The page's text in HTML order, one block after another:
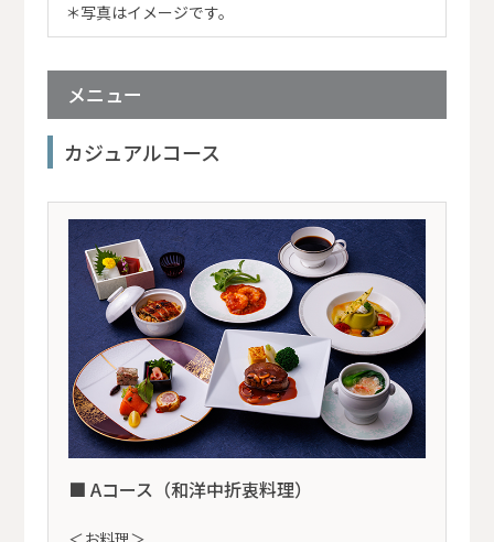
＊写真はイメージです。
メニュー
カジュアルコース
■ Aコース（和洋中折衷料理）